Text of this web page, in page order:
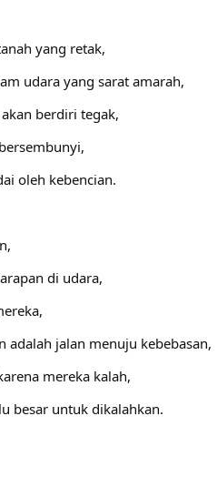
yang retak,
udara yang sarat amarah,
berdiri tegak,
oleh kebencian.
di udara,
adalah jalan menuju kebebasan,
mereka kalah,
besar untuk dikalahkan.